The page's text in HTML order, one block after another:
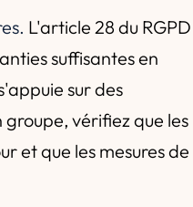
L'article 28 du RGPD
suffisantes en
sur des
vérifiez que les
et que les mesures de